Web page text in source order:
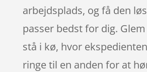
arbejdsplads, og få den
passer bedst for dig.
stå i kø, hvor
ringe til en anden for at